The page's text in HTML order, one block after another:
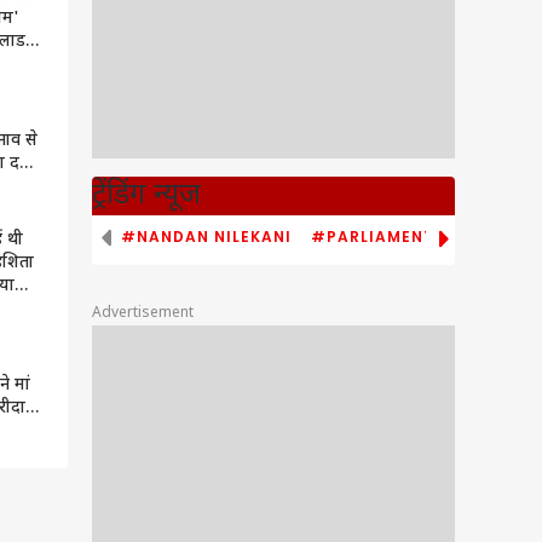
से
थी
मां
ट्रेंडिंग न्यूज
#NANDAN NILEKANI #PARLIAMENT MONSOON
Advertisement